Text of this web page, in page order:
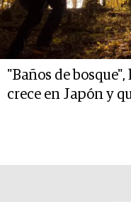
"Baños de
crece en Japón y